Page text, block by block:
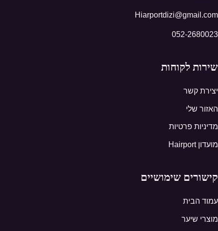
Hiarportdizi@gmail.com
052-2680023
שירות לקוחות
יצירת קשר
האזור שלי
מדיניות פרטיות
מועדון Hairport
קישורים שימושיים
עמוד הבית
מוצרי שיער